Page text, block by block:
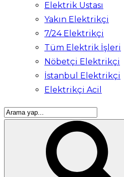
Elektrik Ustası
Yakın Elektrikçi
7/24 Elektrikçi
Tüm Elektrik İşleri
Nöbetçi Elektrikçi
İstanbul Elektrikçi
Elektrikçi Acil